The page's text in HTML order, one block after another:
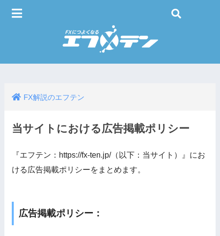
FX解説のエフテン
当サイトにおける広告掲載ポリシー
『エフテン：https://fx-ten.jp/（以下：当サイト）』にお
ける広告掲載ポリシーをまとめます。
広告掲載ポリシー：